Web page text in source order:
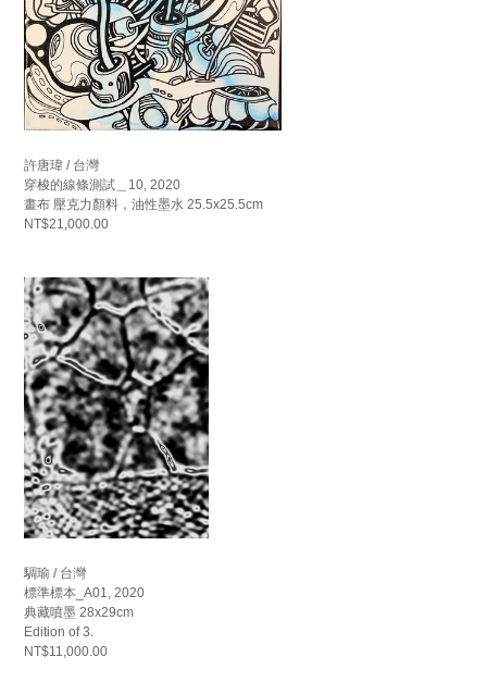
許唐瑋 / 台灣
穿梭的線條測試＿10, 2020
畫布 壓克力顏料，油性墨水 25.5x25.5cm
NT$21,000.00
騆瑜 / 台灣
標準標本_A01, 2020
典藏噴墨 28x29cm
Edition of 3.
NT$11,000.00